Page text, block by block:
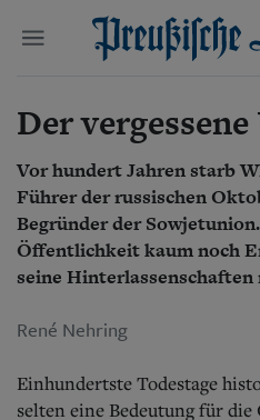
Danzig und
Suchen und finden
Der
Vor hundert Jahren starb
Führer der russischen
Begründer der
Öffentlichkeit kaum noch
seine
René Nehring
Einhundertste Todestage
selten eine Bedeutung für